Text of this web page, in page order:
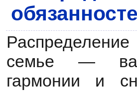
семье —
гармонии и